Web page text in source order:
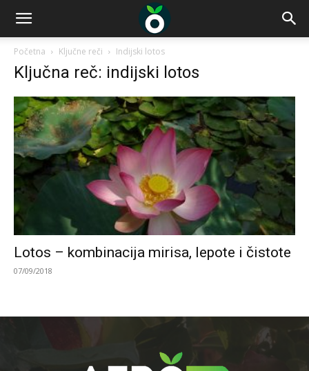
Početna Ključne reči Indijski lotos
Ključna reč: indijski lotos
Lotos – kombinacija mirisa, lepote i čistote
07/09/2018